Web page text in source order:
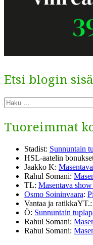
Etsi blogin
Etsi:
Tuoreimmat
Stadist: Sunnuntain
HSL-aatelin
Jaakko K:
Rahul Somani:
TL: Masentava
Osmo Soininvaara:
Vantaa ja ratikkaYT.:
Ö: Sunnuntain
Rahul Somani:
Rahul Somani: